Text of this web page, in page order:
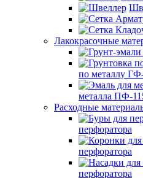
Лакокрасочные
по металлу
металла ПФ-
Расходные
перфоратора
перфоратора
перфоратора